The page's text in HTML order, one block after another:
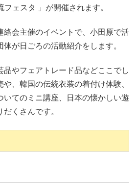
ェスタ 」が開催されます。
絡会主催のイベントで、小田原で活
が日ごろの活動紹介をします。
品やフェアトレード品などここでし
、韓国の伝統衣装の着付け体験、
いてのミニ講座、日本の懐かしい遊
くさんです。